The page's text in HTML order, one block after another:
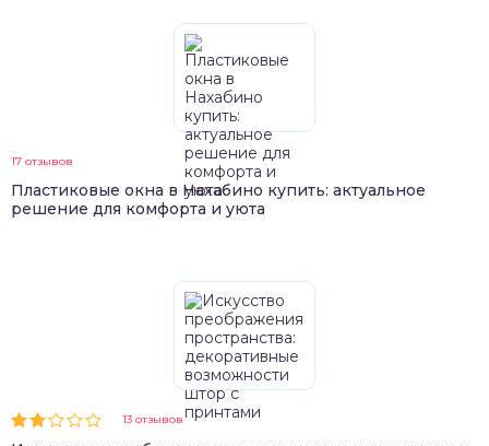
17 отзывов
Пластиковые окна в Нахабино купить: актуальное
решение для комфорта и уюта
13 отзывов